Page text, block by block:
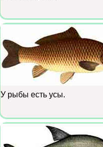
У рыбы есть усы.